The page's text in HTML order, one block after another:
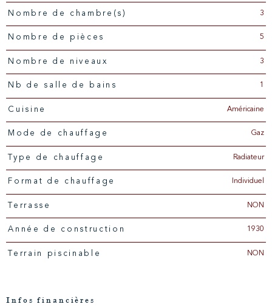
Nombre de chambre(s) 3
Nombre de pièces 5
Nombre de niveaux 3
Nb de salle de bains 1
Cuisine Américaine
Mode de chauffage Gaz
Type de chauffage Radiateur
Format de chauffage Individuel
Terrasse NON
Année de construction 1930
Terrain piscinable NON
Infos financières